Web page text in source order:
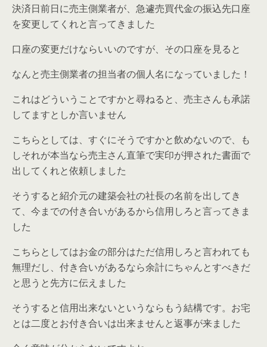
決済日前日に売主側業者が、急遽売買代金の振込先口座
を変更してくれと言ってきました
口座の変更だけならいいのですが、その口座を見ると
なんと売主側業者の担当者の個人名になっていました！
これはどういうことですかと尋ねると、売主さんも承諾
してますとしか言いません
こちらとしては、すぐにそうですかと飲めないので、も
しそれが本当なら売主さん直筆で実印が押された書面で
出してくれと依頼しました
そうすると紹介元の建築会社の社長の名前を出してき
て、今までの付き合いがあるから信用しろと言ってきま
した
こちらとしてはお金の部分はただ信用しろと言われても
無理だし、付き合いがあるなら余計にちゃんとすべきだ
と思うと先方に伝えました
そうすると信用出来ないというならもう結構です。お宅
とは二度とお付き合いは出来ませんと返事が来ました